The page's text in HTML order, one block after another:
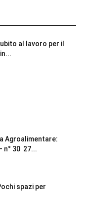
al lavoro per il
Agroalimentare:
n° 30 27...
spazi per